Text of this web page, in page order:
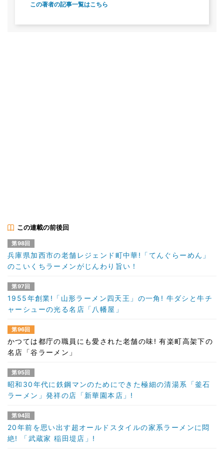
この著者の記事一覧はこちら
この連載の前後回
第98回
兵庫県加西市の老舗レジェンド町中華!「てんぐらーめん」
のこいくちラーメンがじんわり旨い！
第97回
1955年創業!「山形ラーメン四天王」の一角! 牛ダシと牛チ
ャーシューの光る名店「八幡屋」
第96回
かつては都庁の職員にも愛された老舗の味! 有楽町高架下の
名店「谷ラーメン」
第95回
昭和30年代に鉄鋼マンのためにできた極細の清湯系「釜石
ラーメン」発祥の店「新華園本店」!
第94回
20年前を思い出す超オールドスタイルの家系ラーメンに悶
絶! 「武蔵家 稲田堤店」!